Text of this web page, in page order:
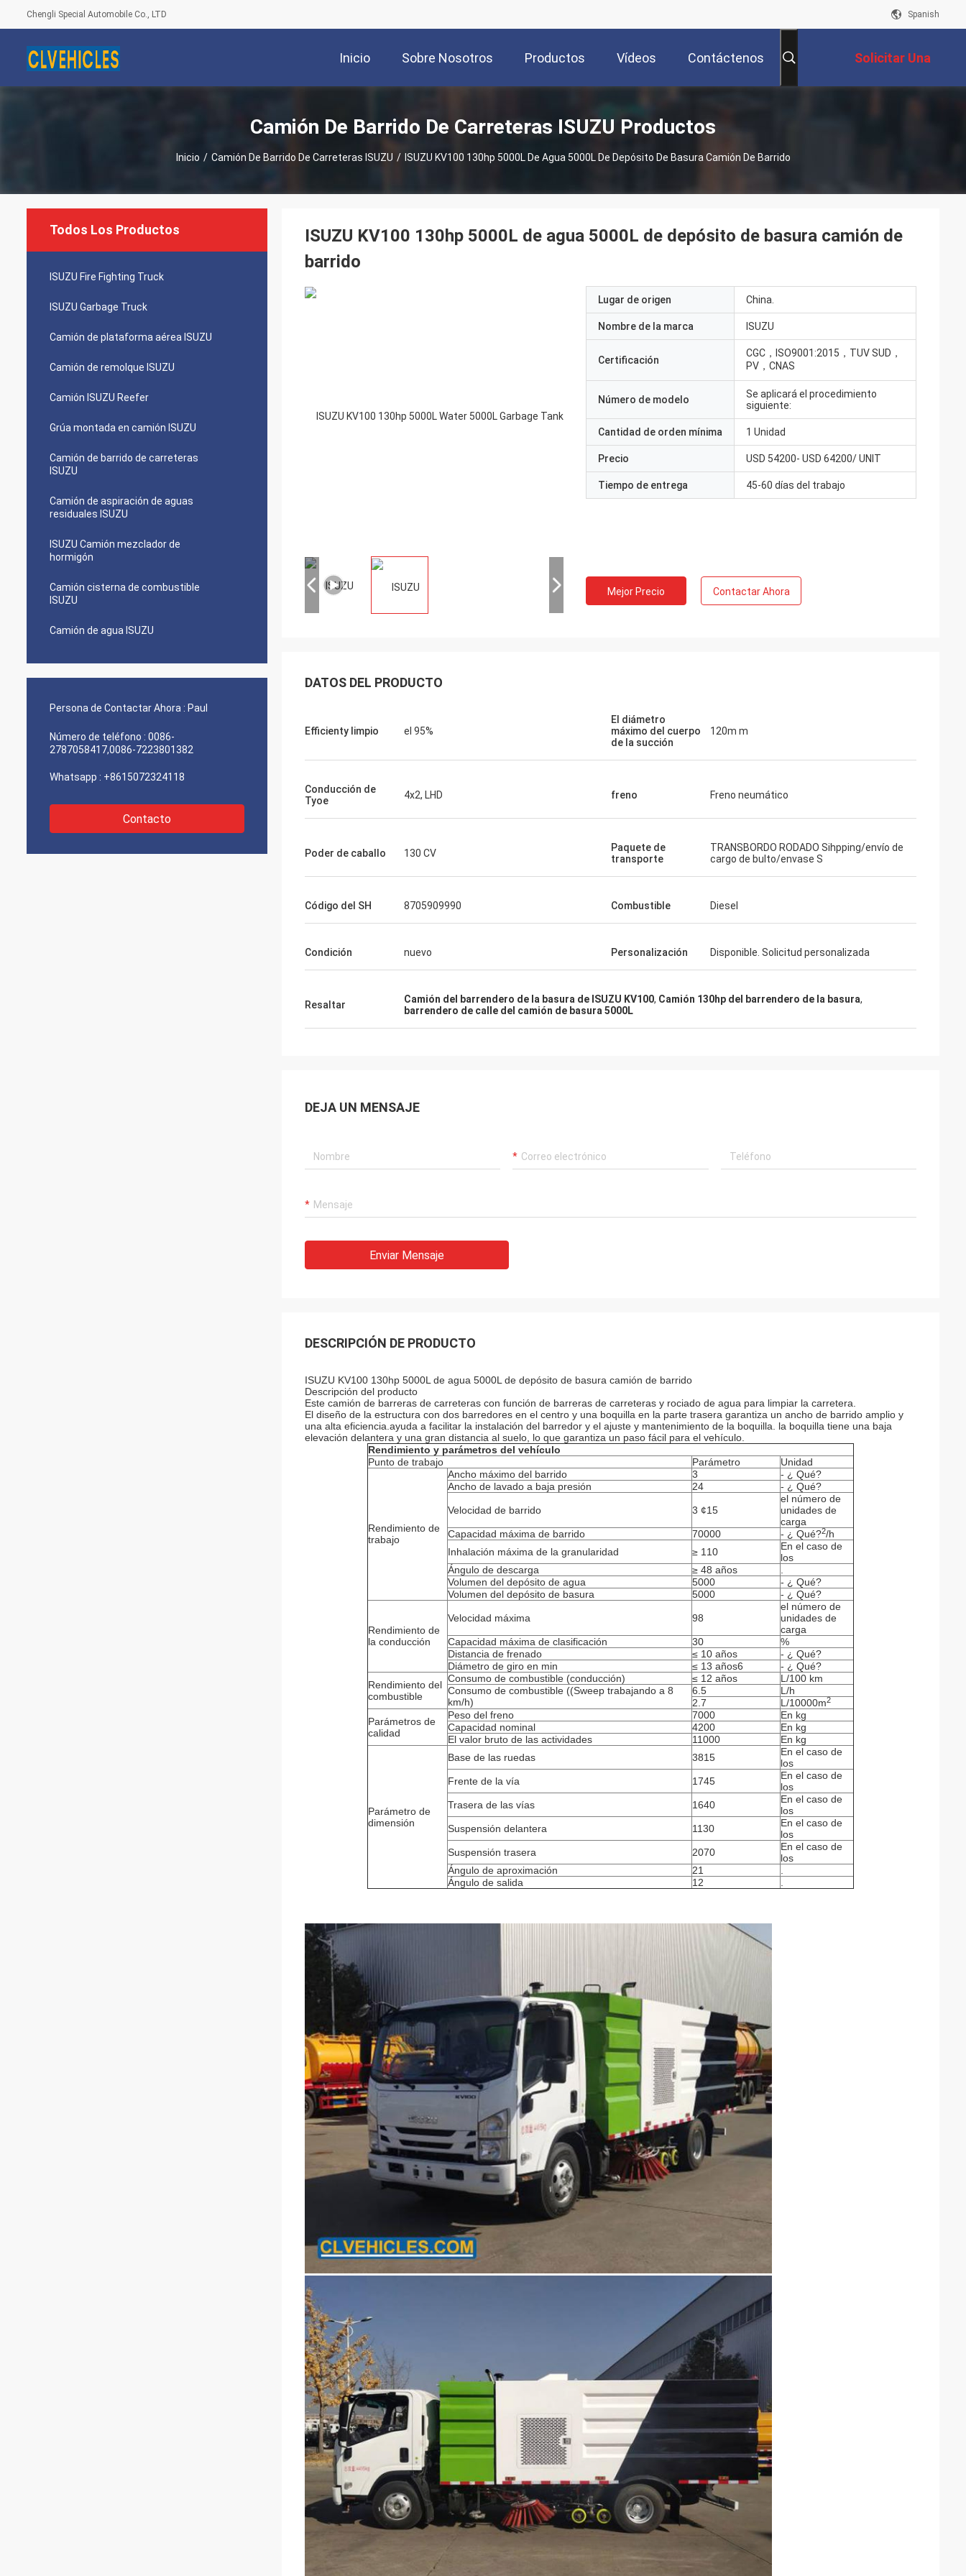
Chengli Special Automobile Co., LTD Spanish
Inicio Sobre Nosotros Productos Vídeos Contáctenos Solicitar Una
Cotización
Camión De Barrido De Carreteras ISUZU Productos
Inicio / Camión De Barrido De Carreteras ISUZU / ISUZU KV100 130hp 5000L De Agua 5000L De Depósito De Basura Camión De Barrido
Todos Los Productos
ISUZU Fire Fighting Truck
ISUZU Garbage Truck
Camión de plataforma aérea ISUZU
Camión de remolque ISUZU
Camión ISUZU Reefer
Grúa montada en camión ISUZU
Camión de barrido de carreteras
ISUZU
Camión de aspiración de aguas
residuales ISUZU
ISUZU Camión mezclador de
hormigón
Camión cisterna de combustible
ISUZU
Camión de agua ISUZU
Persona de Contactar Ahora : Paul
Número de teléfono : 0086-
2787058417,0086-7223801382
Whatsapp : +8615072324118
Contacto
ISUZU KV100 130hp 5000L de agua 5000L de depósito de basura camión de
barrido
Lugar de origen China.
Nombre de la marca ISUZU
Certificación
CGC，ISO9001:2015，TUV SUD，
PV，CNAS
Número de modelo
Se aplicará el procedimiento
siguiente:
Cantidad de orden mínima 1 Unidad
Precio USD 54200- USD 64200/ UNIT
Tiempo de entrega 45-60 días del trabajo
Mejor Precio Contactar Ahora
DATOS DEL PRODUCTO
Efficienty limpio el 95%
El diámetro
máximo del cuerpo
de la succión
120m m
Conducción de
Tyoe
4x2, LHD freno Freno neumático
Poder de caballo 130 CV
Paquete de
transporte
TRANSBORDO RODADO Sihpping/envío de
cargo de bulto/envase S
Código del SH 8705909990 Combustible Diesel
Condición nuevo Personalización Disponible. Solicitud personalizada
Resaltar Camión del barrendero de la basura de ISUZU KV100, Camión 130hp del barrendero de la basura,
barrendero de calle del camión de basura 5000L
DEJA UN MENSAJE
Enviar Mensaje
DESCRIPCIÓN DE PRODUCTO
ISUZU KV100 130hp 5000L de agua 5000L de depósito de basura camión de barrido
Descripción del producto
Este camión de barreras de carreteras con función de barreras de carreteras y rociado de agua para limpiar la carretera.
El diseño de la estructura con dos barredores en el centro y una boquilla en la parte trasera garantiza un ancho de barrido amplio y
una alta eficiencia.ayuda a facilitar la instalación del barredor y el ajuste y mantenimiento de la boquilla. la boquilla tiene una baja
elevación delantera y una gran distancia al suelo, lo que garantiza un paso fácil para el vehículo.
Rendimiento y parámetros del vehículo
Punto de trabajo
Parámetro Unidad
Rendimiento de
trabajo
Ancho máximo del barrido 3
- ¿ Qué?
Ancho de lavado a baja presión
24 - ¿ Qué?
Velocidad de barrido 3 ¢15
el número de
unidades de
carga
Capacidad máxima de barrido
70000 - ¿ Qué?2/h
Inhalación máxima de la granularidad
≥ 110
En el caso de
los
Ángulo de descarga
≥ 48 años
Volumen del depósito de agua
5000
- ¿ Qué?
Volumen del depósito de basura
5000 - ¿ Qué?
Rendimiento de
la conducción
Velocidad máxima 98
el número de
unidades de
carga
Capacidad máxima de clasificación
30
%
Distancia de frenado
≤ 10 años
- ¿ Qué?
Diámetro de giro en min
≤ 13 años6
- ¿ Qué?
Rendimiento del
combustible
Consumo de combustible (conducción) ≤ 12 años
L/100 km
Consumo de combustible ((Sweep trabajando a 8
km/h)
6.5
L/h
2.7
L/10000m2
Parámetros de
calidad
Peso del freno 7000
En kg
Capacidad nominal
4200
En kg
El valor bruto de las actividades
11000 En kg
Parámetro de
dimensión
Base de las ruedas 3815
En el caso de
los
Frente de la vía
1745
En el caso de
los
Trasera de las vías
1640
En el caso de
los
Suspensión delantera
1130
En el caso de
los
Suspensión trasera
2070
En el caso de
los
Ángulo de aproximación
21
Ángulo de salida
12